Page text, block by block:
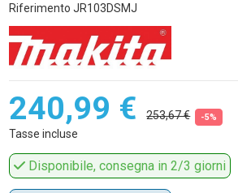
Riferimento JR103DSMJ
240,99 € 253,67 € -5%
Tasse incluse
Disponibile, consegna in 2/3 giorni